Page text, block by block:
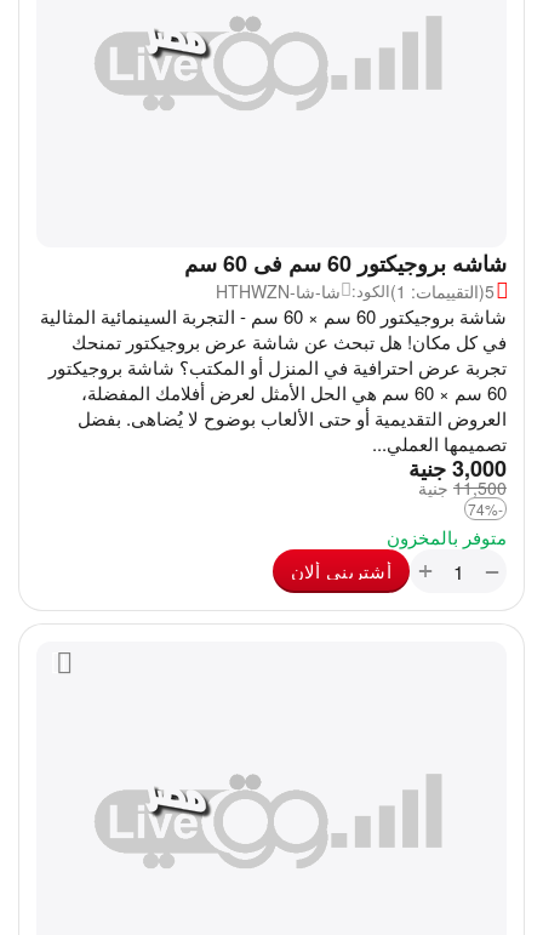
شاشه بروجيكتور 60 سم فى 60 سم
5(التقييمات: 1) الكود: شا-شا-HTHWZN
شاشة بروجيكتور 60 سم × 60 سم - التجربة السينمائية المثالية
في كل مكان! هل تبحث عن شاشة عرض بروجيكتور تمنحك
تجربة عرض احترافية في المنزل أو المكتب؟ شاشة بروجيكتور
60 سم × 60 سم هي الحل الأمثل لعرض أفلامك المفضلة،
العروض التقديمية أو حتى الألعاب بوضوح لا يُضاهى. بفضل
تصميمها العملي...
جنية3,000
جنية 11,500
-74%
متوفر بالمخزون
+ − أشترينى ألان